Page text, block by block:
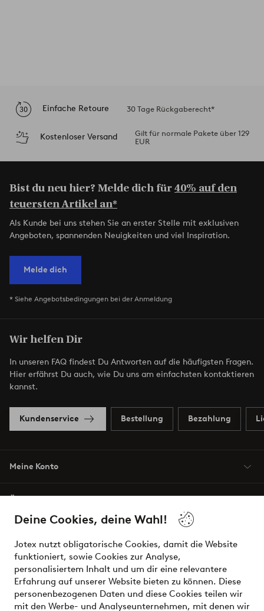
Deine Cookies, deine Wahl!
Jotex nutzt obligatorische Cookies, damit die Website
funktioniert, sowie Cookies zur Analyse,
personalisiertem Inhalt und um dir eine relevantere
Erfahrung auf unserer Website bieten zu können. Diese
personenbezogenen Daten und diese Cookies teilen wir
mit den Werbe- und Analyseunternehmen, mit denen wir
Einfache Retoure 30 Tage Rückgaberecht*
Kostenloser Versand
Gilt für normale Pakete über 129
EUR
Bist du neu hier? Melde dich für40% auf den
teuersten Artikel an*
Als Kunde bei uns stehen Sie an erster Stelle mit exklusiven
Angeboten, spannenden Neuigkeiten und viel Inspiration.
Melde dich
* Siehe Angebotsbedingungen bei der Anmeldung
Wir helfen Dir
In unseren FAQ findest Du Antworten auf die häufigsten Fragen.
Hier erfährst Du auch, wie Du uns am einfachsten kontaktieren
kannst.
Kundenservice Bestellung Bezahlung
Meine Konto
Bedingungen